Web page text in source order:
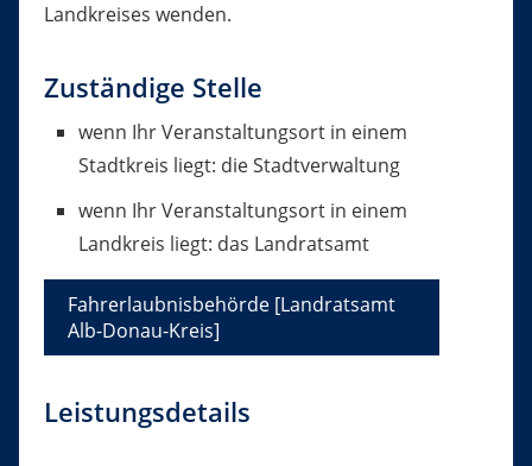
Landkreises wenden.
Zuständige Stelle
wenn Ihr Veranstaltungsort in einem
Stadtkreis liegt: die Stadtverwaltung
wenn Ihr Veranstaltungsort in einem
Landkreis liegt: das Landratsamt
Fahrerlaubnisbehörde [Landratsamt
Alb-Donau-Kreis]
Leistungsdetails